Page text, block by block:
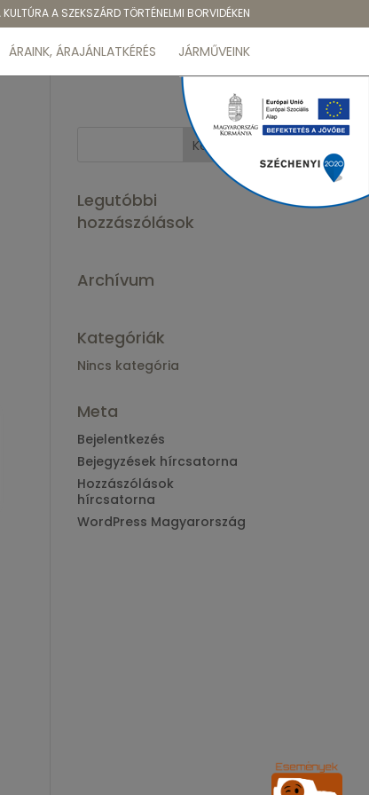
A SZEKSZÁRD TÖRTÉNELMI BORVIDÉKEN
ÁRAINK, ÁRAJÁNLATKÉRÉS JÁRMŰVEINK
Legutóbbi
hozzászólások
Archívum
Kategóriák
Nincs kategória
Meta
Bejelentkezés
Bejegyzések hírcsatorna
Hozzászólások
hírcsatorna
WordPress Magyarország